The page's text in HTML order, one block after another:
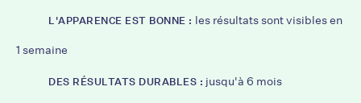
L'APPARENCE EST BONNE : les résultats sont visibles en
1 semaine
DES RÉSULTATS DURABLES : jusqu'à 6 mois